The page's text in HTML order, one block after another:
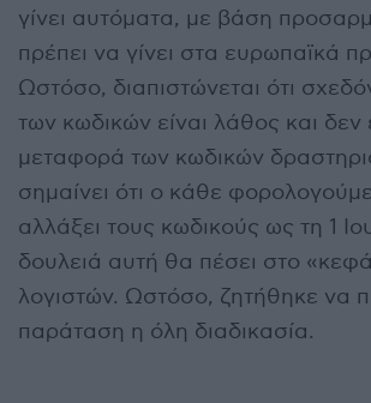
γίνει αυτόματα, με βάση
πρέπει να γίνει στα ευρωπαϊκά
Ωστόσο, διαπιστώνεται ότι
των κωδικών είναι λάθος και δεν
μεταφορά των κωδικών
σημαίνει ότι ο κάθε
αλλάξει τους κωδικούς ως τη 1
δουλειά αυτή θα πέσει στο
λογιστών. Ωστόσο, ζητήθηκε να
παράταση η όλη διαδικασία.